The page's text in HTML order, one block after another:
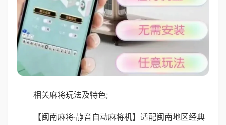
相关麻将玩法及特色;
【闽南麻将·静音自动麻将机】适配闽南地区经典